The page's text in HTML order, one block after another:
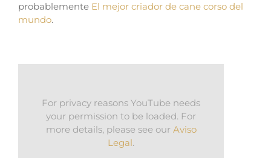
probablemente El mejor criador de cane corso del
mundo.
For privacy reasons YouTube needs
your permission to be loaded. For
more details, please see our Aviso
Legal.